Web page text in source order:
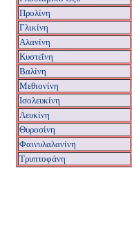
Προλίνη
Γλικίνη
Αλανίνη
Κυστεΐνη
Βαλίνη
Μεθιονίνη
Ισολευκίνη
Λευκίνη
Θυροσίνη
Φαινυλαλανίνη
Tρυπτοφάνη